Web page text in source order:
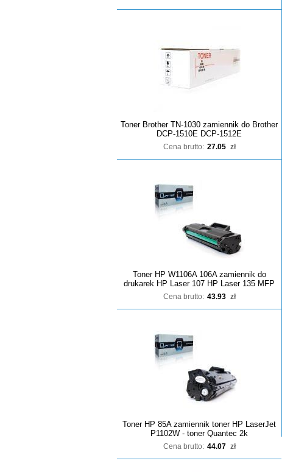
Toner Brother TN-1030 zamiennik do Brother
DCP-1510E DCP-1512E
Cena brutto: 27.05 zł
Toner HP W1106A 106A zamiennik do
drukarek HP Laser 107 HP Laser 135 MFP
Cena brutto: 43.93 zł
Toner HP 85A zamiennik toner HP LaserJet
P1102W - toner Quantec 2k
Cena brutto: 44.07 zł